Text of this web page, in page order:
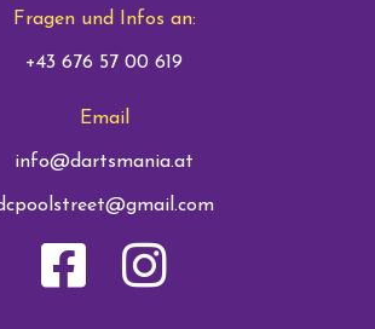
Fragen und Infos an:
+43 676 57 00 619
Email
info@dartsmania.at